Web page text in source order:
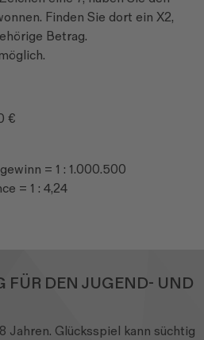
Finden Sie dort ein X2,
Betrag.
€
= 1 : 1.000.500
= 1 : 4,24
FÜR DEN JUGEND- UND
Jahren. Glücksspiel kann süchtig